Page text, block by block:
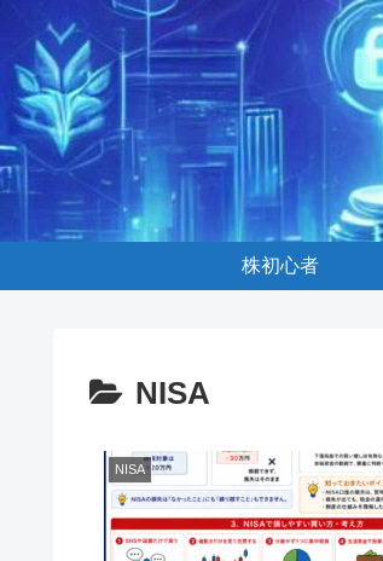
株初心者
NISA
NISA